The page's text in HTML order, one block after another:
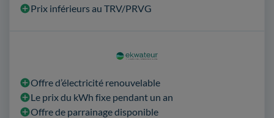
Prix inférieurs au TRV/PRVG
Offre d’électricité renouvelable
Le prix du kWh fixe pendant un an
Offre de parrainage disponible